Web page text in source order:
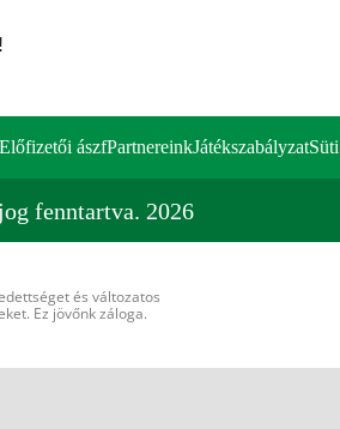
Előfizetői ászfPartnereinkJátékszabályzat
fenntartva. 2026
és változatos
Ez jövőnk záloga.